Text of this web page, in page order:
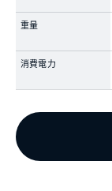
重量
消費電力